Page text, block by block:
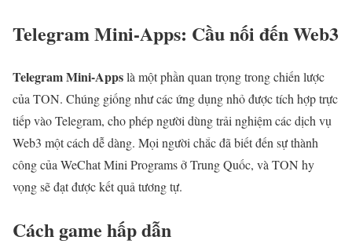
Telegram Mini-Apps: Cầu nối đến Web3
Telegram Mini-Appslà một phần quan trọng trong chiến lược
của TON. Chúng giống như các ứng dụng nhỏ được tích hợp trực
tiếp vào Telegram, cho phép người dùng trải nghiệm các dịch vụ
Web3 một cách dễ dàng. Mọi người chắc đã biết đến sự thành
công của WeChat Mini Programs ở Trung Quốc, và TON hy
vọng sẽ đạt được kết quả tương tự.
Cách game hấp dẫn